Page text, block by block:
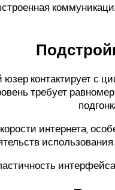
юзер контактирует с
требует
интернета,